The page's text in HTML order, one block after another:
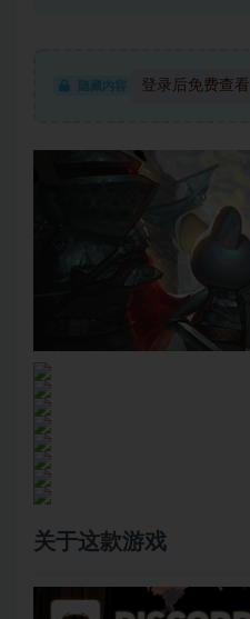
隐藏内容 登录后免费查看
关于这款游戏